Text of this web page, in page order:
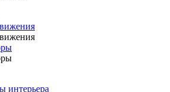
интерьера